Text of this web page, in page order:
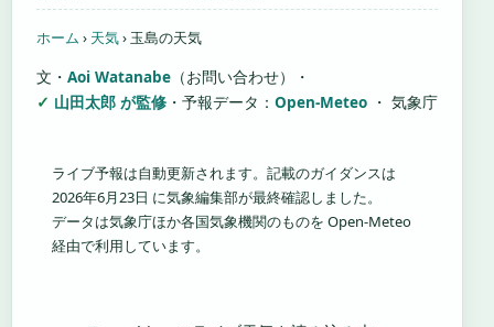
ホーム › 天気› 玉島の天気
文・ Aoi Watanabe （お問い合わせ）
・
山田太郎 が監修 ・ 予報データ： Open-Meteo ・ 気象庁
ライブ予報は自動更新されます。記載のガイダンスは
2026年6月23日 に気象編集部が最終確認しました。
データは気象庁ほか各国気象機関のものを Open-Meteo
経由で利用しています。